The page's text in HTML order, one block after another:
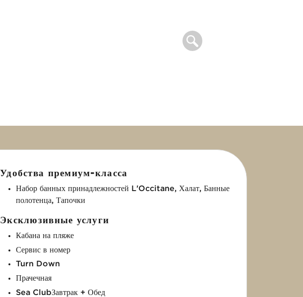
Удобства премиум-класса
Набор банных принадлежностей L'Occitane, Халат, Банные
полотенца, Тапочки
Эксклюзивные услуги
Кабана на пляже
Сервис в номер
Turn Down
Прачечная
Sea ClubЗавтрак + Обед